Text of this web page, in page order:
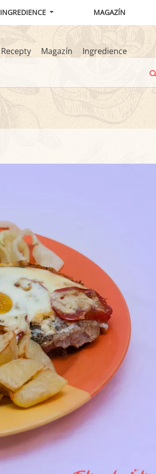
INGREDIENCE MAGAZÍN
Recepty Magazín Ingredience